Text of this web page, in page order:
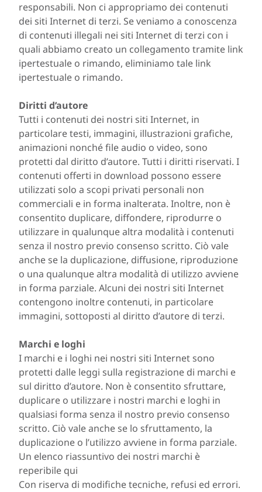
responsabili. Non ci appropriamo dei contenuti
dei siti Internet di terzi. Se veniamo a conoscenza
di contenuti illegali nei siti Internet di terzi con i
quali abbiamo creato un collegamento tramite link
ipertestuale o rimando, eliminiamo tale link
ipertestuale o rimando.
Diritti d’autore
Tutti i contenuti dei nostri siti Internet, in
particolare testi, immagini, illustrazioni grafiche,
animazioni nonché file audio o video, sono
protetti dal diritto d’autore. Tutti i diritti riservati. I
contenuti offerti in download possono essere
utilizzati solo a scopi privati personali non
commerciali e in forma inalterata. Inoltre, non è
consentito duplicare, diffondere, riprodurre o
utilizzare in qualunque altra modalità i contenuti
senza il nostro previo consenso scritto. Ciò vale
anche se la duplicazione, diffusione, riproduzione
o una qualunque altra modalità di utilizzo avviene
in forma parziale. Alcuni dei nostri siti Internet
contengono inoltre contenuti, in particolare
immagini, sottoposti al diritto d’autore di terzi.
Marchi e loghi
I marchi e i loghi nei nostri siti Internet sono
protetti dalle leggi sulla registrazione di marchi e
sul diritto d’autore. Non è consentito sfruttare,
duplicare o utilizzare i nostri marchi e loghi in
qualsiasi forma senza il nostro previo consenso
scritto. Ciò vale anche se lo sfruttamento, la
duplicazione o l’utilizzo avviene in forma parziale.
Un elenco riassuntivo dei nostri marchi è
reperibile qui
Con riserva di modifiche tecniche, refusi ed errori.